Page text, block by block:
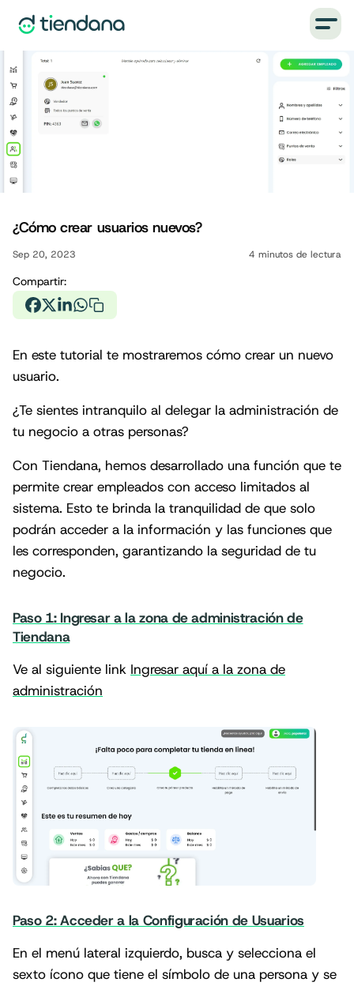
¿Cómo crear usuarios nuevos?
Sep 20, 2023 4 minutos de lectura
Compartir:
En este tutorial te mostraremos cómo crear un nuevo
usuario.
¿Te sientes intranquilo al delegar la administración de
tu negocio a otras personas?
Con Tiendana, hemos desarrollado una función que te
permite crear empleados con acceso limitados al
sistema. Esto te brinda la tranquilidad de que solo
podrán acceder a la información y las funciones que
les corresponden, garantizando la seguridad de tu
negocio.
Paso 1: Ingresar a la zona de administración de
Tiendana
Ve al siguiente link Ingresar aquí a la zona de
administración
Paso 2: Acceder a la Configuración de Usuarios
En el menú lateral izquierdo, busca y selecciona el
sexto ícono que tiene el símbolo de una persona y se